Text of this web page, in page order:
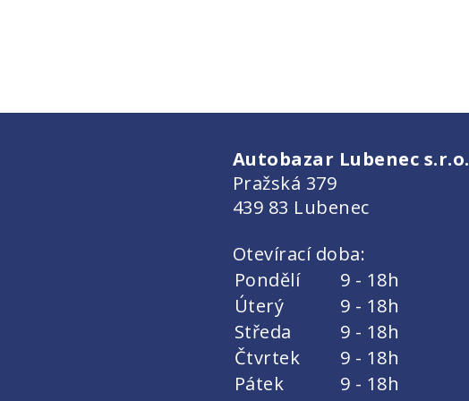
Autobazar Lubenec s.r.o.
Pražská 379
439 83 Lubenec
Otevírací doba:
Pondělí
9 - 18h
Úterý
9 - 18h
Středa
9 - 18h
Čtvrtek
9 - 18h
Pátek
9 - 18h